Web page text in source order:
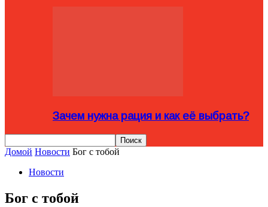
Зачем нужна рация и как её выбрать?
Домой Новости Бог с тобой
Новости
Бог с тобой